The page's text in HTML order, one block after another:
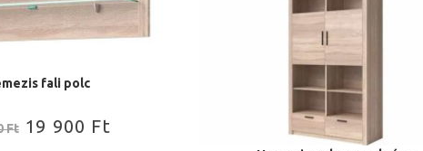
fali polc
Ft 19 900 Ft